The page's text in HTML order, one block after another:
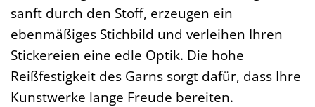
sanft durch den Stoff, erzeugen ein
ebenmäßiges Stichbild und verleihen Ihren
Stickereien eine edle Optik. Die hohe
Reißfestigkeit des Garns sorgt dafür, dass Ihre
Kunstwerke lange Freude bereiten.